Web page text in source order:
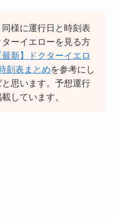
様に運行日と時刻表
ーイエローを見る方
最新】ドクターイエロ
刻表まとめを参考にし
思います。予想運行
しています。